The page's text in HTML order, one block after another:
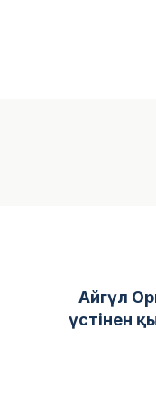
Айгүл
үстінен